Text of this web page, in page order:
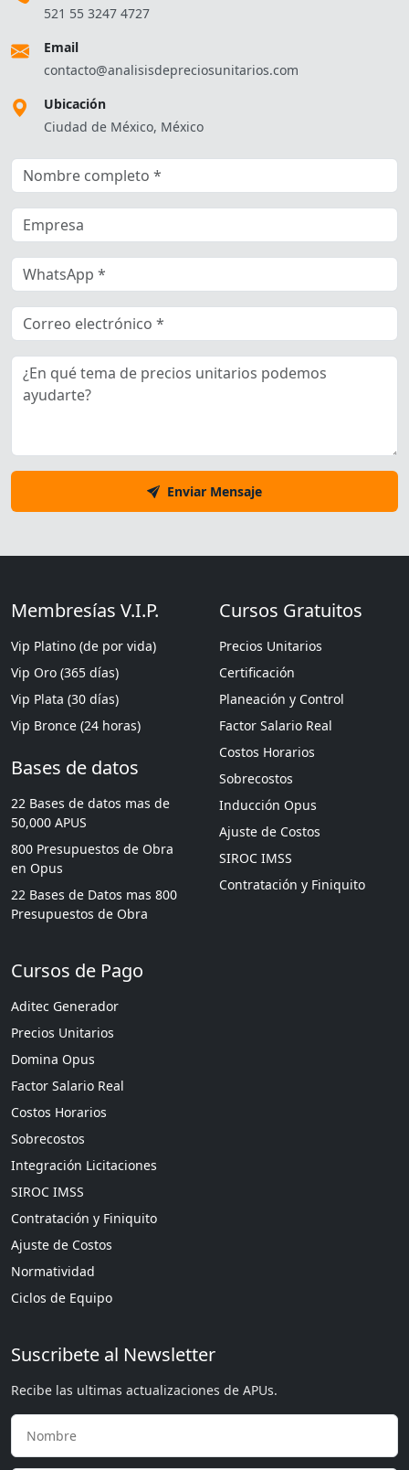
521 55 3247 4727
Email
contacto@analisisdepreciosunitarios.com
Ubicación
Ciudad de México, México
Enviar Mensaje
Membresías V.I.P.
Vip Platino (de por vida)
Vip Oro (365 días)
Vip Plata (30 días)
Vip Bronce (24 horas)
Bases de datos
22 Bases de datos mas de
50,000 APUS
800 Presupuestos de Obra
en Opus
22 Bases de Datos mas 800
Presupuestos de Obra
Cursos Gratuitos
Precios Unitarios
Certificación
Planeación y Control
Factor Salario Real
Costos Horarios
Sobrecostos
Inducción Opus
Ajuste de Costos
SIROC IMSS
Contratación y Finiquito
Cursos de Pago
Aditec Generador
Precios Unitarios
Domina Opus
Factor Salario Real
Costos Horarios
Sobrecostos
Integración Licitaciones
SIROC IMSS
Contratación y Finiquito
Ajuste de Costos
Normatividad
Ciclos de Equipo
Suscribete al Newsletter
Recibe las ultimas actualizaciones de APUs.